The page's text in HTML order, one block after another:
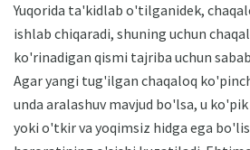
Yuqorida ta'kidlab o'tilganidek,
ishlab chiqaradi, shuning uchun
ko'rinadigan qismi tajriba uchun
Agar yangi tug'ilgan chaqaloq
unda aralashuv mavjud bo'lsa, u
yoki o'tkir va yoqimsiz hidga ega